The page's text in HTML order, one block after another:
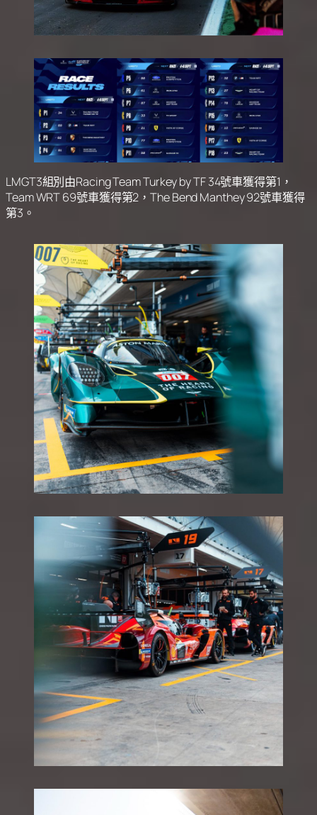
LMGT3組別由Racing Team Turkey by TF 34號車獲得第1，
Team WRT 69號車獲得第2，The Bend Manthey 92號車獲得
第3。